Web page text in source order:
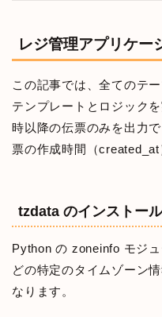
レジ管理アプリケー
この記事では、全てのテ
テンプレートとロジック
時以降の伝票のみを出力
票の作成時間（created_at
tzdata のインストール
Python の zoneinfo モジ
どの特定のタイムゾーン
なります。